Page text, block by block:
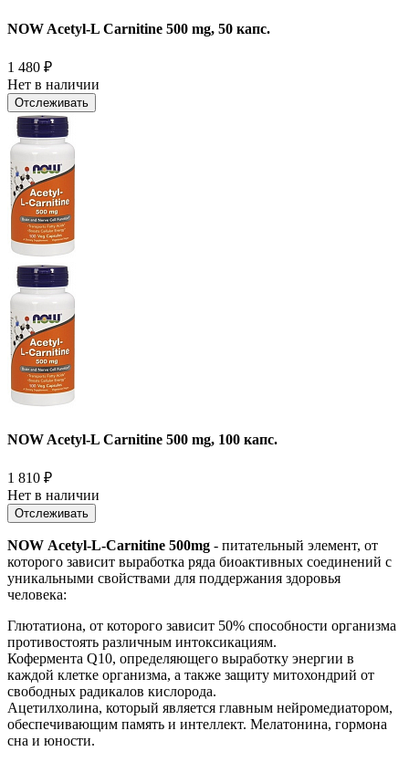
NOW Acetyl-L Carnitine 500 mg, 50 капс.
1 480 ₽
Нет в наличии
Отслеживать
NOW Acetyl-L Carnitine 500 mg, 100 капс.
1 810 ₽
Нет в наличии
Отслеживать
NOW Acetyl-L-Carnitine 500mg - питательный элемент, от
которого зависит выработка ряда биоактивных соединений с
уникальными свойствами для поддержания здоровья
человека:
Глютатиона, от которого зависит 50% способности организма
противостоять различным интоксикациям.
Кофермента Q10, определяющего выработку энергии в
каждой клетке организма, а также защиту митохондрий от
свободных радикалов кислорода.
Ацетилхолина, который является главным нейромедиатором,
обеспечивающим память и интеллект. Мелатонина, гормона
сна и юности.